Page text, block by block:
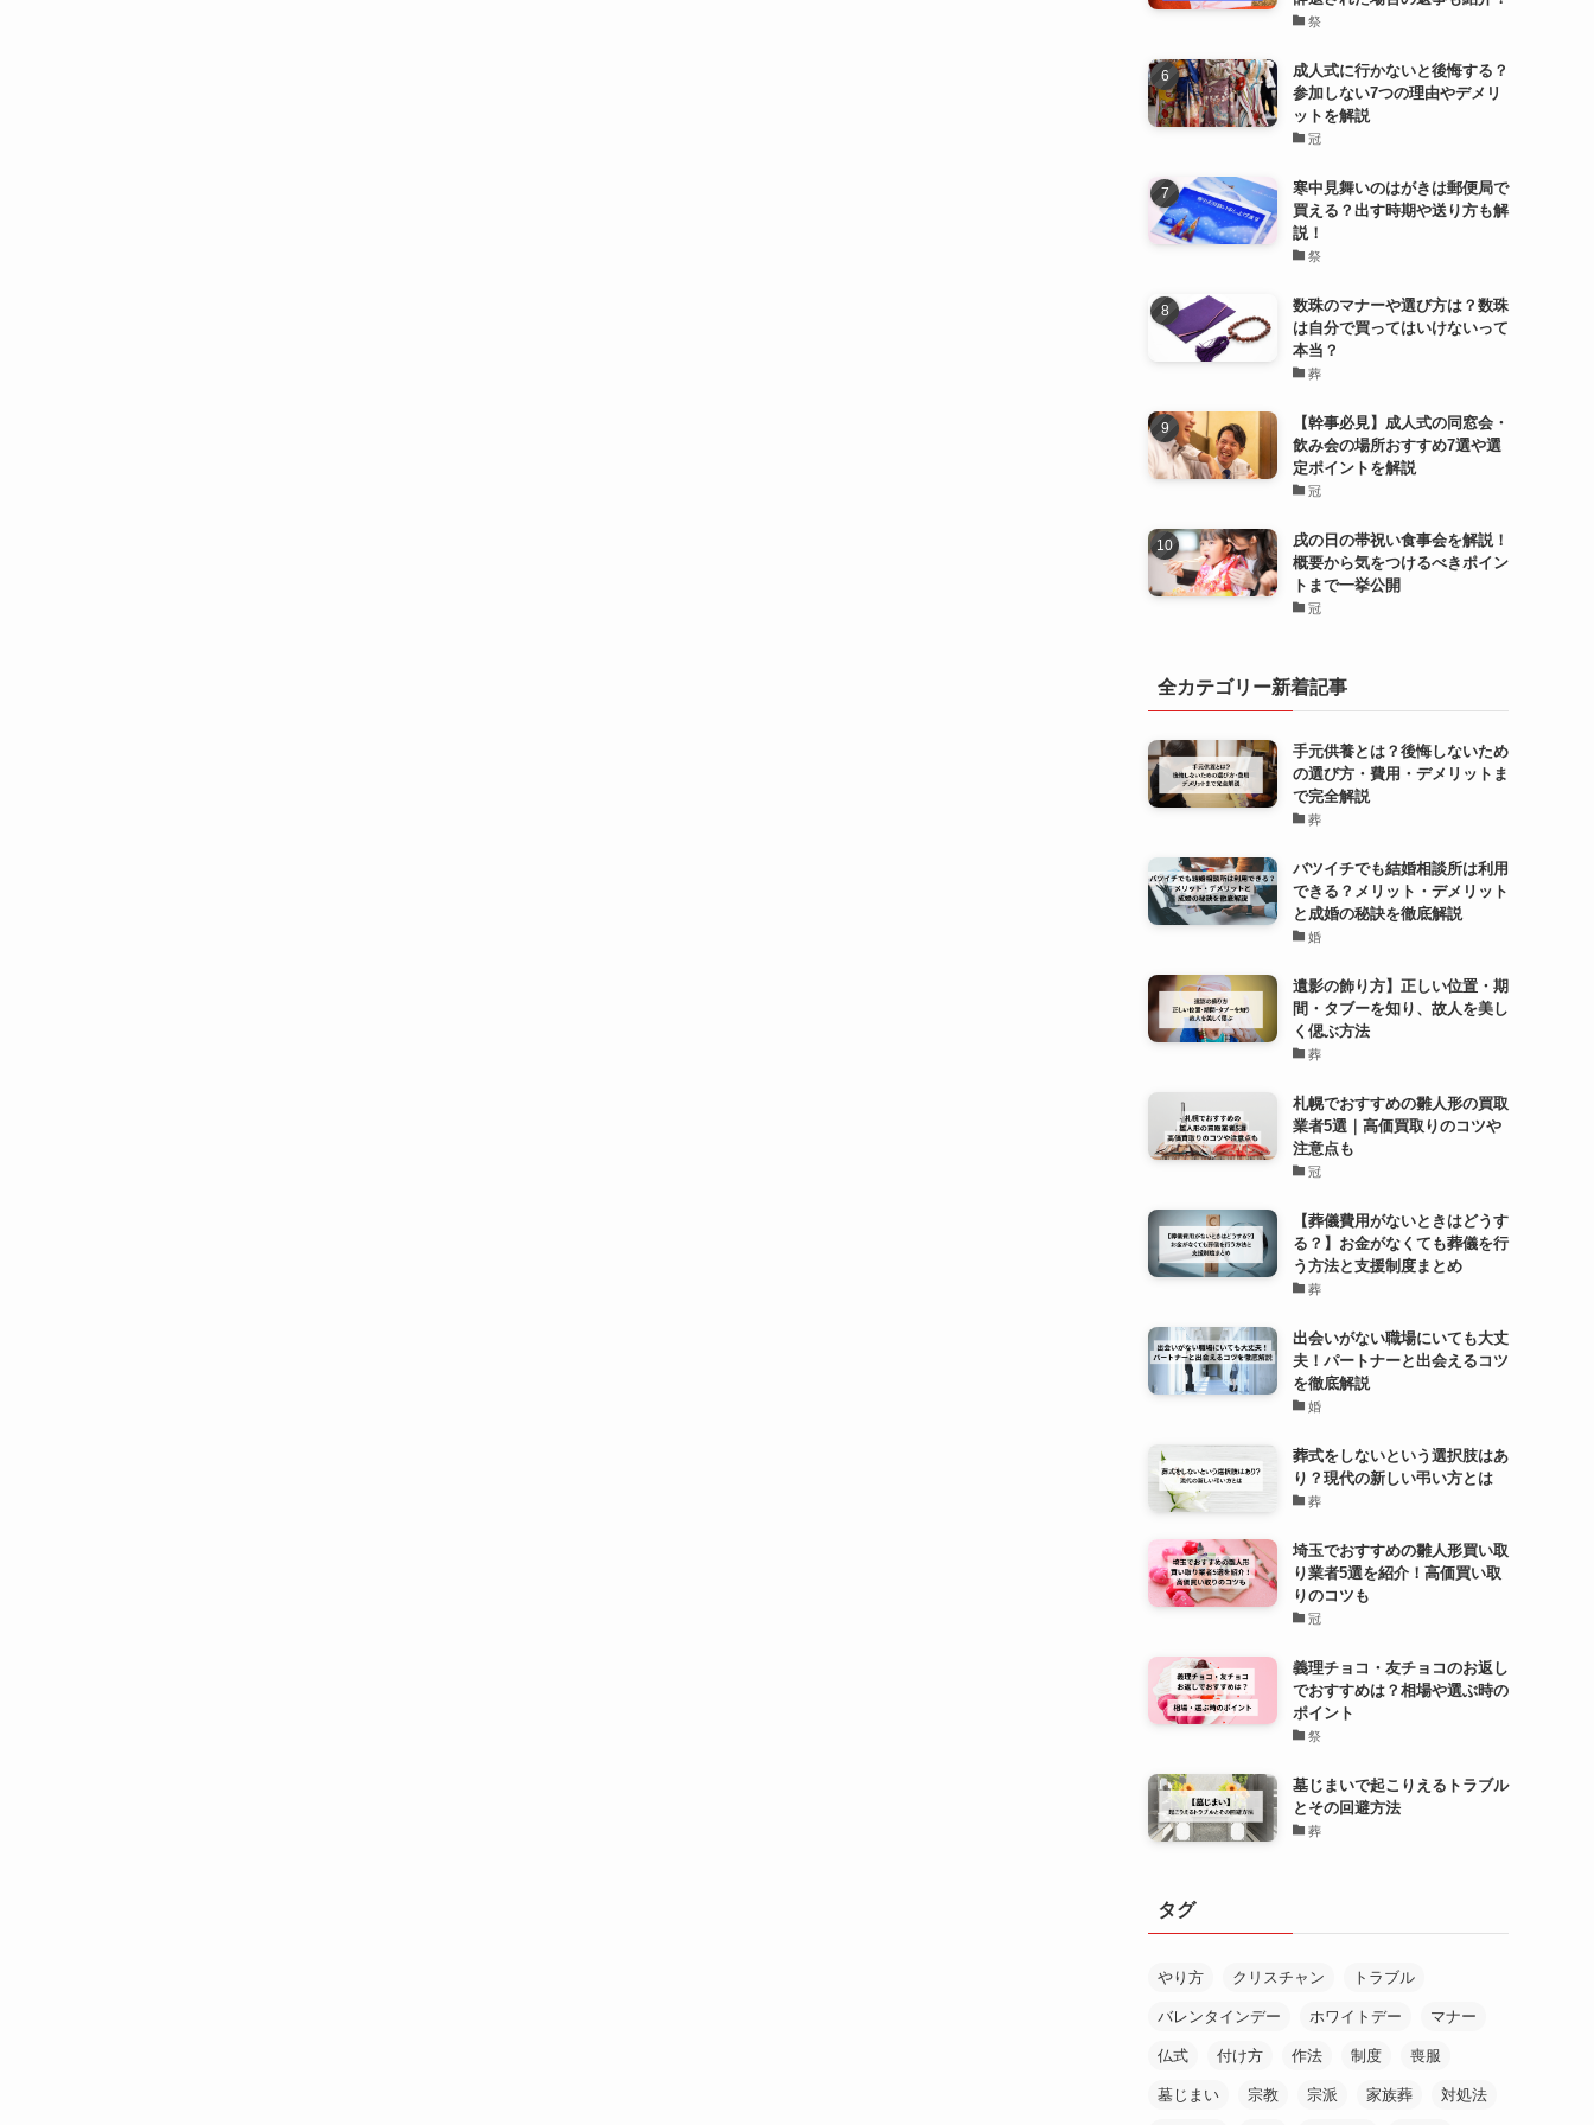
祭
成人式に行かないと後悔する？
参加しない7つの理由やデメリ
ットを解説
冠
寒中見舞いのはがきは郵便局で
買える？出す時期や送り方も解
説！
祭
数珠のマナーや選び方は？数珠
は自分で買ってはいけないって
本当？
葬
【幹事必見】成人式の同窓会・
飲み会の場所おすすめ7選や選
定ポイントを解説
冠
戌の日の帯祝い食事会を解説！
概要から気をつけるべきポイン
トまで一挙公開
冠
全カテゴリー新着記事
手元供養とは？後悔しないため
の選び方・費用・デメリットま
で完全解説
葬
バツイチでも結婚相談所は利用
できる？メリット・デメリット
と成婚の秘訣を徹底解説
婚
遺影の飾り方】正しい位置・期
間・タブーを知り、故人を美し
く偲ぶ方法
葬
札幌でおすすめの雛人形の買取
業者5選｜高価買取りのコツや
注意点も
冠
【葬儀費用がないときはどうす
る？】お金がなくても葬儀を行
う方法と支援制度まとめ
葬
出会いがない職場にいても大丈
夫！パートナーと出会えるコツ
を徹底解説
婚
葬式をしないという選択肢はあ
り？現代の新しい弔い方とは
葬
埼玉でおすすめの雛人形買い取
り業者5選を紹介！高価買い取
りのコツも
冠
義理チョコ・友チョコのお返し
でおすすめは？相場や選ぶ時の
ポイント
祭
墓じまいで起こりえるトラブル
とその回避方法
葬
タグ
やり方 クリスチャン トラブル
バレンタインデー ホワイトデー マナー
仏式 付け方 作法 制度 喪服
墓じまい 宗教 宗派 家族葬 対処法